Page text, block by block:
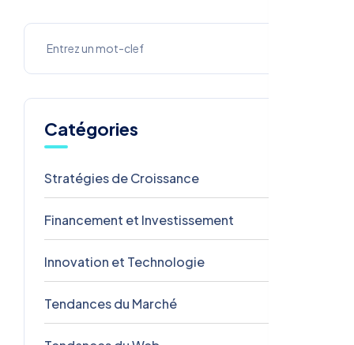
Catégories
Stratégies de Croissance
Financement et Investissement
Innovation et Technologie
Tendances du Marché